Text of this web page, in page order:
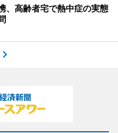
、高齢者宅で熱中症の実態